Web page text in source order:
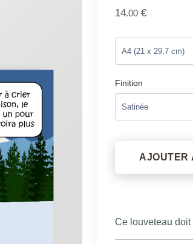
14.00 €
Finition
AJOUTER
Ce louveteau